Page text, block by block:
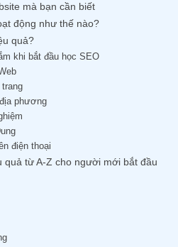
mà bạn cần biết
động như thế nào?
quả?
khi bắt đầu học SEO
phương
điện thoại
quả từ A-Z cho người mới bắt đầu